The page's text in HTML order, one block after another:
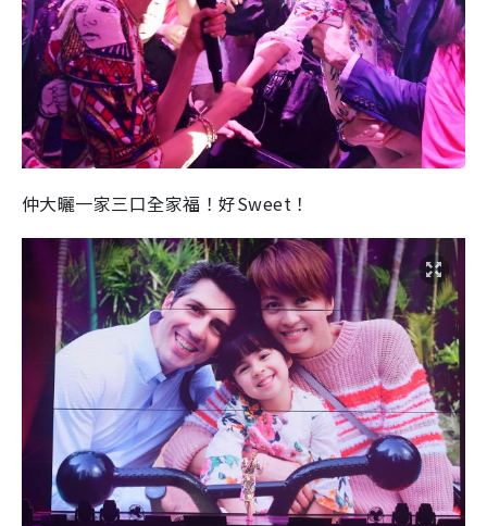
仲大曬一家三口全家福！好Sweet！